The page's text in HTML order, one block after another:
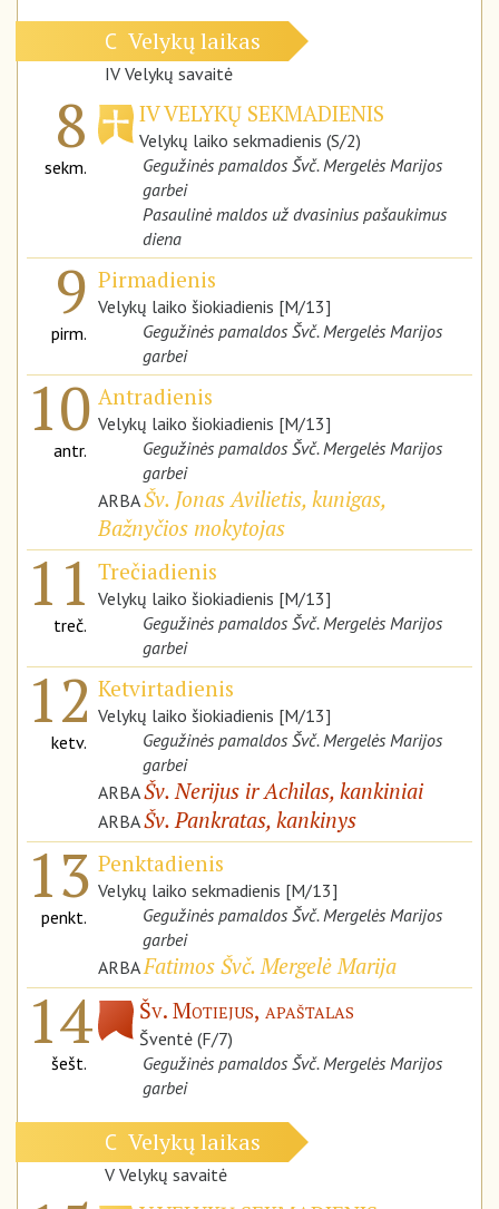
C Velykų laikas
IV Velykų savaitė
8
sekm.
IV VELYKŲ SEKMADIENIS
Velykų laiko sekmadienis (S/2)
Gegužinės pamaldos Švč. Mergelės Marijos
garbei
Pasaulinė maldos už dvasinius pašaukimus
diena
9
pirm.
Pirmadienis
Velykų laiko šiokiadienis [M/13]
Gegužinės pamaldos Švč. Mergelės Marijos
garbei
10
antr.
Antradienis
Velykų laiko šiokiadienis [M/13]
Gegužinės pamaldos Švč. Mergelės Marijos
garbei
ARBAŠv. Jonas Avilietis, kunigas,
Bažnyčios mokytojas
11
treč.
Trečiadienis
Velykų laiko šiokiadienis [M/13]
Gegužinės pamaldos Švč. Mergelės Marijos
garbei
12
ketv.
Ketvirtadienis
Velykų laiko šiokiadienis [M/13]
Gegužinės pamaldos Švč. Mergelės Marijos
garbei
ARBAŠv. Nerijus ir Achilas, kankiniai
ARBAŠv. Pankratas, kankinys
13
penkt.
Penktadienis
Velykų laiko sekmadienis [M/13]
Gegužinės pamaldos Švč. Mergelės Marijos
garbei
ARBAFatimos Švč. Mergelė Marija
14
šešt.
Šv. Motiejus, apaštalas
Šventė (F/7)
Gegužinės pamaldos Švč. Mergelės Marijos
garbei
C Velykų laikas
V Velykų savaitė